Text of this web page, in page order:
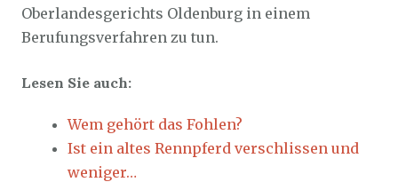
Oberlandesgerichts Oldenburg in einem
Berufungsverfahren zu tun.
Lesen Sie auch:
Wem gehört das Fohlen?
Ist ein altes Rennpferd verschlissen und
weniger…